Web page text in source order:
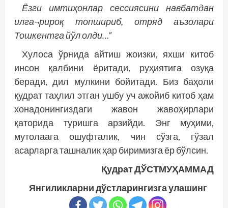
Ёзги имтиҳонлар сессиясини навбатдан
илга¬рироқ топшириб, отряд аъзолари
Тошкентга йўл олди…”
Хулоса ўрнида айтиш жоизки, яхши китоб
инсон қалбини ёритади, руҳиятига озуқа
беради, дил мулкини бойитади. Биз баҳоли
қудрат таҳлил этган ушбу уч ажойиб китоб ҳам
хонадонингиздаги жавон жавоҳирлари
қаторида туришга арзийди. Энг муҳими,
мутолаага ошуфталик, чин сўзга, гўзал
асарларга ташналик ҳар биримизга ёр бўлсин.
Қудрат ДЎСТМУҲАММАД
Янгиликларни дўстларингизга улашинг